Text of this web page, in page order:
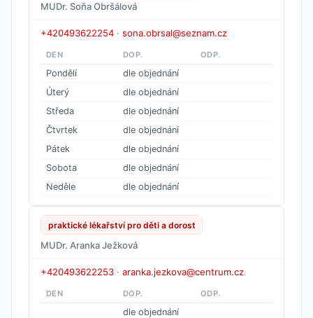
MUDr. Soňa Obršálová
+420493622254 · sona.obrsal@seznam.cz
DEN DOP. ODP.
Pondělí
dle objednání
Úterý
dle objednání
Středa
dle objednání
Čtvrtek
dle objednání
Pátek
dle objednání
Sobota
dle objednání
Neděle
dle objednání
praktické lékařství pro děti a dorost
MUDr. Aranka Ježková
+420493622253 · aranka.jezkova@centrum.cz
DEN DOP. ODP.
dle objednání